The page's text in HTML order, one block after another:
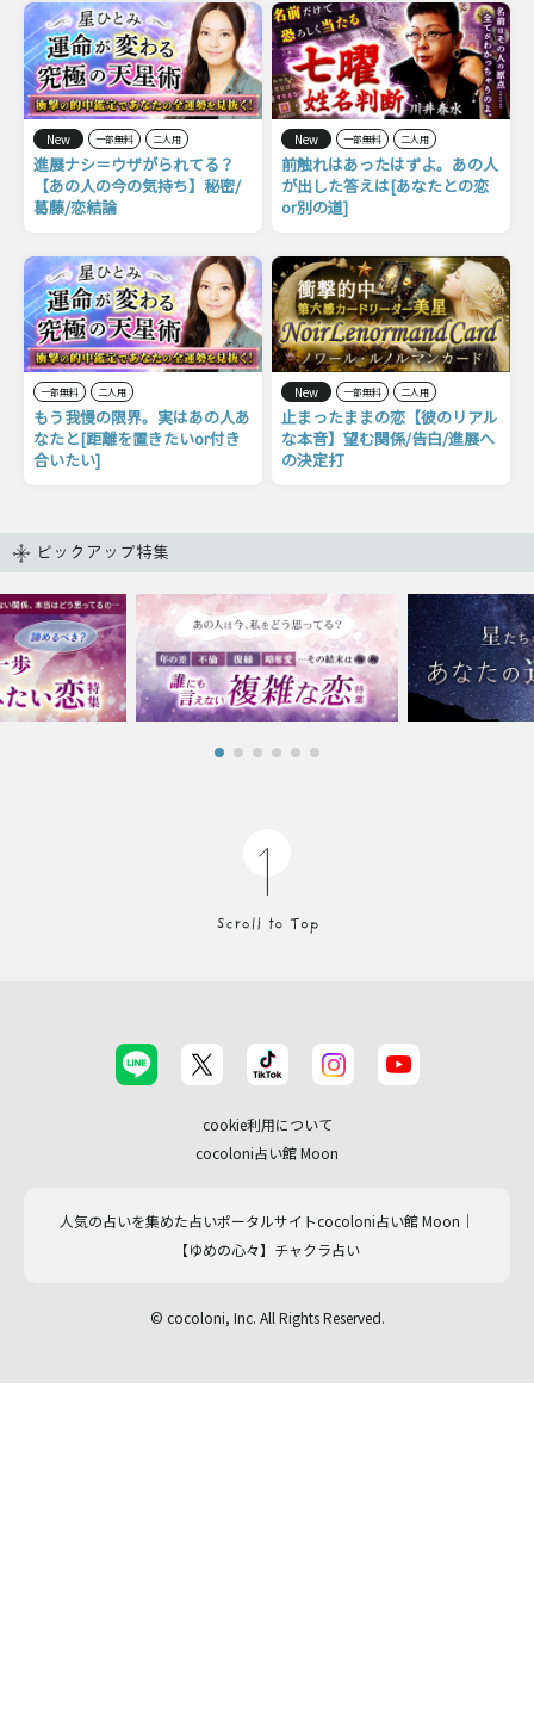
New 一部無料 二人用
進展ナシ＝ウザがられてる？
【あの人の今の気持ち】秘密/
葛藤/恋結論
New 一部無料 二人用
前触れはあったはずよ。あの人
が出した答えは[あなたとの恋
or別の道]
一部無料 二人用
もう我慢の限界。実はあの人あ
なたと[距離を置きたいor付き
合いたい]
New 一部無料 二人用
止まったままの恋【彼のリアル
な本音】望む関係/告白/進展へ
の決定打
ピックアップ特集
cookie利用について
cocoloni占い館 Moon
人気の占いを集めた占いポータルサイトcocoloni占い館 Moon｜
【ゆめの心々】チャクラ占い
© cocoloni, Inc. All Rights Reserved.